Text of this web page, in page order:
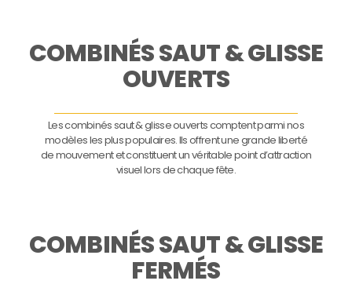
COMBINÉS SAUT & GLISSE
OUVERTS
Les combinés saut & glisse ouverts comptent parmi nos
modèles les plus populaires. Ils offrent une grande liberté
de mouvement et constituent un véritable point d’attraction
visuel lors de chaque fête.
COMBINÉS SAUT & GLISSE
FERMÉS